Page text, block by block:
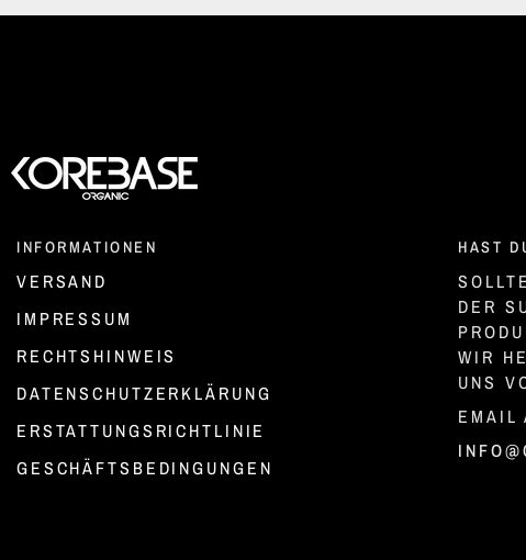
INFORMATIONEN
VERSAND
IMPRESSUM
RECHTSHINWEIS
DATENSCHUTZERKLÄRUNG
ERSTATTUNGSRICHTLINIE
GESCHÄFTSBEDINGUNGEN
HAST
DER
WIR
UNS
EMAIL